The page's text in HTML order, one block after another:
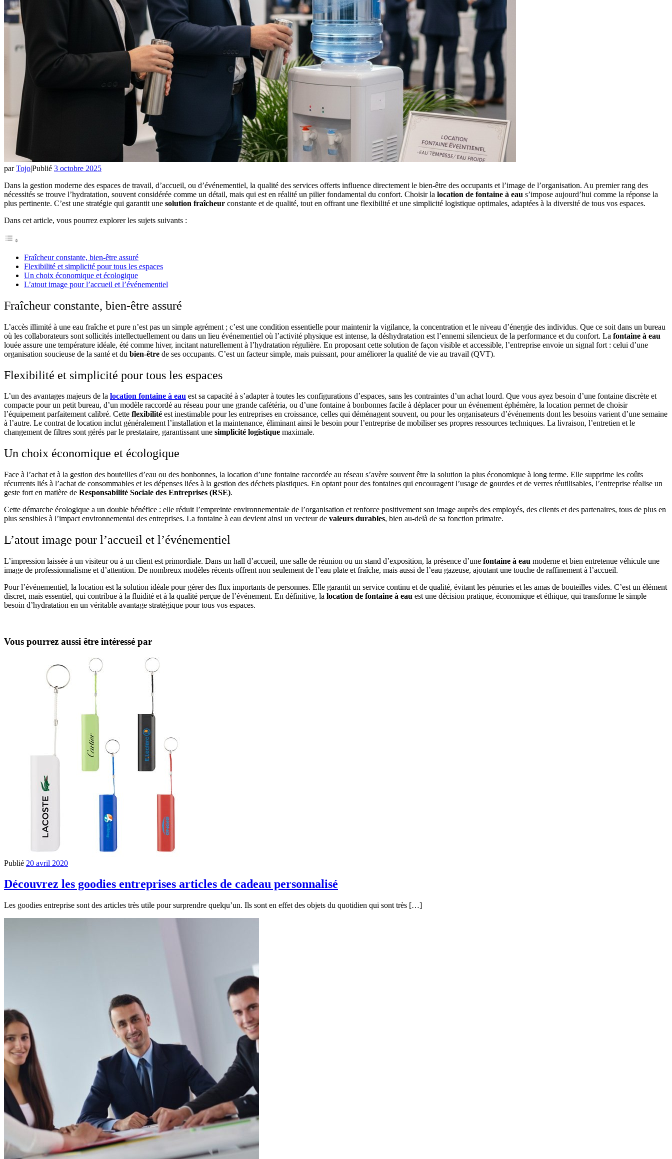
parTojo|Publié 3 octobre 2025
Dans la gestion moderne des espaces de travail, d’accueil, ou d’événementiel, la qualité des services offerts influence directement le bien-être des occupants et l’image de l’organisation. Au premier rang des
nécessités se trouve l’hydratation, souvent considérée comme un détail, mais qui est en réalité un pilier fondamental du confort. Choisir la location de fontaine à eau s’impose aujourd’hui comme la réponse la
plus pertinente. C’est une stratégie qui garantit une solution fraîcheur constante et de qualité, tout en offrant une flexibilité et une simplicité logistique optimales, adaptées à la diversité de tous vos espaces.
Dans cet article, vous pourrez explorer les sujets suivants :
Fraîcheur constante, bien-être assuré
Flexibilité et simplicité pour tous les espaces
Un choix économique et écologique
L’atout image pour l’accueil et l’événementiel
Fraîcheur constante, bien-être assuré
L’accès illimité à une eau fraîche et pure n’est pas un simple agrément ; c’est une condition essentielle pour maintenir la vigilance, la concentration et le niveau d’énergie des individus. Que ce soit dans un bureau
où les collaborateurs sont sollicités intellectuellement ou dans un lieu événementiel où l’activité physique est intense, la déshydratation est l’ennemi silencieux de la performance et du confort. La fontaine à eau
louée assure une température idéale, été comme hiver, incitant naturellement à l’hydratation régulière. En proposant cette solution de façon visible et accessible, l’entreprise envoie un signal fort : celui d’une
organisation soucieuse de la santé et du bien-être de ses occupants. C’est un facteur simple, mais puissant, pour améliorer la qualité de vie au travail (QVT).
Flexibilité et simplicité pour tous les espaces
L’un des avantages majeurs de la location fontaine à eau est sa capacité à s’adapter à toutes les configurations d’espaces, sans les contraintes d’un achat lourd. Que vous ayez besoin d’une fontaine discrète et
compacte pour un petit bureau, d’un modèle raccordé au réseau pour une grande cafétéria, ou d’une fontaine à bonbonnes facile à déplacer pour un événement éphémère, la location permet de choisir
l’équipement parfaitement calibré. Cette flexibilité est inestimable pour les entreprises en croissance, celles qui déménagent souvent, ou pour les organisateurs d’événements dont les besoins varient d’une semaine
à l’autre. Le contrat de location inclut généralement l’installation et la maintenance, éliminant ainsi le besoin pour l’entreprise de mobiliser ses propres ressources techniques. La livraison, l’entretien et le
changement de filtres sont gérés par le prestataire, garantissant une simplicité logistique maximale.
Un choix économique et écologique
Face à l’achat et à la gestion des bouteilles d’eau ou des bonbonnes, la location d’une fontaine raccordée au réseau s’avère souvent être la solution la plus économique à long terme. Elle supprime les coûts
récurrents liés à l’achat de consommables et les dépenses liées à la gestion des déchets plastiques. En optant pour des fontaines qui encouragent l’usage de gourdes et de verres réutilisables, l’entreprise réalise un
geste fort en matière de Responsabilité Sociale des Entreprises (RSE).
Cette démarche écologique a un double bénéfice : elle réduit l’empreinte environnementale de l’organisation et renforce positivement son image auprès des employés, des clients et des partenaires, tous de plus en
plus sensibles à l’impact environnemental des entreprises. La fontaine à eau devient ainsi un vecteur de valeurs durables, bien au-delà de sa fonction primaire.
L’atout image pour l’accueil et l’événementiel
L’impression laissée à un visiteur ou à un client est primordiale. Dans un hall d’accueil, une salle de réunion ou un stand d’exposition, la présence d’une fontaine à eau moderne et bien entretenue véhicule une
image de professionnalisme et d’attention. De nombreux modèles récents offrent non seulement de l’eau plate et fraîche, mais aussi de l’eau gazeuse, ajoutant une touche de raffinement à l’accueil.
Pour l’événementiel, la location est la solution idéale pour gérer des flux importants de personnes. Elle garantit un service continu et de qualité, évitant les pénuries et les amas de bouteilles vides. C’est un élément
discret, mais essentiel, qui contribue à la fluidité et à la qualité perçue de l’événement. En définitive, la location de fontaine à eau est une décision pratique, économique et éthique, qui transforme le simple
besoin d’hydratation en un véritable avantage stratégique pour tous vos espaces.
Vous pourrez aussi être intéressé par
Publié 20 avril 2020
Découvrez les goodies entreprises articles de cadeau personnalisé
Les goodies entreprise sont des articles très utile pour surprendre quelqu’un. Ils sont en effet des objets du quotidien qui sont très […]